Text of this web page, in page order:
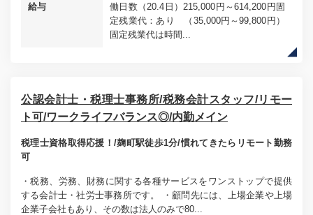
給与
働日数（20.4日）215,000円～614,200円固
定残業代：あり （35,000円～99,800円）
固定残業代は時間...
公認会計士・税理士事務所/税務会計スタッフ/リモー
ト可/ワークライフバランス◎/内勤メイン
税理士資格取得応援！/麹町駅徒歩1分/慣れてきたらリモート勤務
可
・税務、労務、財務に関する各種サービスをワンストップで提供
する会計士・社労士事務所です。 ・顧問先には、上場企業や上場
企業子会社もあり、その数は法人のみで80...